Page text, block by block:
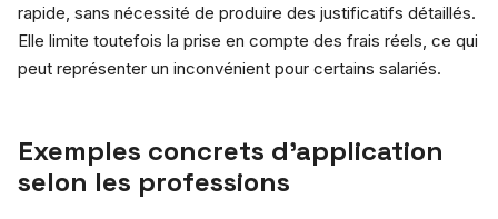
rapide, sans nécessité de produire des justificatifs détaillés.
Elle limite toutefois la prise en compte des frais réels, ce qui
peut représenter un inconvénient pour certains salariés.
Exemples concrets d’application
selon les professions